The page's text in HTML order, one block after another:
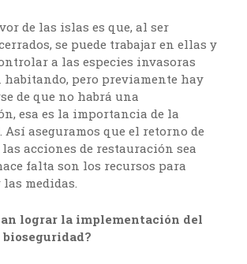
de las islas es que, al ser
se puede trabajar en ellas y
a las especies invasoras
habitando, pero previamente hay
de que no habrá una
esa es la importancia de la
Así aseguramos que el retorno de
acciones de restauración sea
falta son los recursos para
medidas.
lograr la implementación del